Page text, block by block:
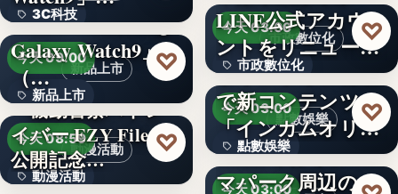
3C科技
文字
新品上市
今天 09:00
新品上市
文字
＜au＞「Samsung
Galaxy Watch9」
（…
♡
動漫活動
今天 08:59
動漫活動
『機動警察パトレ
イバー EZY File 2』
公開記念…
♡
3
市政數位化
今天 03:00
市政數位化
文字
LINE公式アカウ
ントをリニューア
ル！プレ…
♡
點數娛樂
今天 03:00
點數娛樂
文字
ポイントインカム
で新コンテンツ
「インカムオリ
パ」開始
♡
今天 03:00
Peachで行くテー
マパーク周辺の